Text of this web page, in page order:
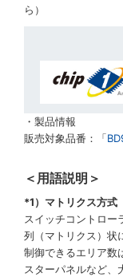
ら）
・製品情報
販売対象品番：「
＜用語説明＞
*1）マトリクス方式
スイッチコントロー
列（マトリクス）状
制御できるエリア数
スターパネルなど、